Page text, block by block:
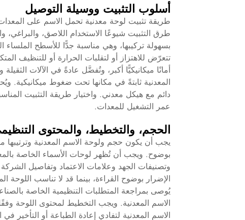
أسلوب التثبيت ووسيلة التوصيل
طريقة تثبيت لوحة معدنية تحمل الاسم على
طرق التثبيت شيوعًا الاستخدام اللاصق، والبراغي،
بسهولة تركيبها، وهي مناسبة جدًّا للأسطح
تتعرّض للاهتزاز أو لتقلبات الحرارة أو للتنظيف
أمانًا ميكانيكيًّا أكبر، وتُفضَّل عادةً في الآلات
المعدنية ثابتةً في مكانها تحت ضغوط ميكانيكية.
دائم مع هيكل معدني. واختيار طريقة التثبيت
عمر التشغيل للمعدات.
الحجم، والتخطيط، والمحتوى
يجب أن يكون حجم ولوحة الاسم المعدنية وترتيبها
بوضوح. ويجب أن تُظهر لوحات الأسماء الخاصة
وتصنيفات الجهد وعلامات الاعتماد وتفاصيل
الإضرار بوضوح القراءة، بينما قد لا تناسب
يُوصى بمراجعة المتطلبات التنظيمية الخاصة
الاسم المعدنية. ويجب التخطيط لمحتوى اللوحة
الاسم المعدنية لتفادي إعادة الطباعة أو التأخير